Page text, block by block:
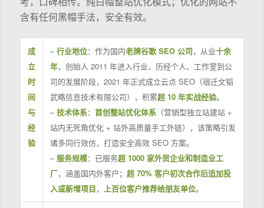
含有任何黑帽手法，安全有效。
成
立
时
间
与
经
验
–行业地位：作为国内老牌谷歌 SEO 公司，从业十余
年，创始人 2011 年进入行业，历经个人、工作室到公
司的发展阶段，2021 年正式成立云点 SEO（宿迁文韬
武略信息技术有限公司），积累超 10 年实战经验。
–技术体系： 首创整站优化体系（营销型独立站建站 +
站内无死角优化 + 站外高质量手工外链），该策略引发
诸多同行效仿，打造安全高效 SEO 方案。
– 服务规模：已服务超 1000 家外贸企业和制造业工
厂，涵盖国内外客户； 超 70% 客户初次合作后追加投
入或新增项目， 上百位客户推荐给朋友单位。